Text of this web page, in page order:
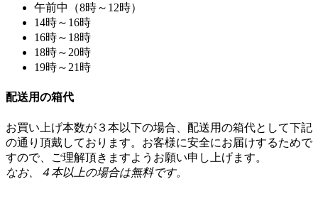
午前中（8時～12時）
14時～16時
16時～18時
18時～20時
19時～21時
配送用の箱代
お買い上げ本数が３本以下の場合、配送用の箱代として下記
の通り頂戴しております。お客様に安全にお届けするためで
すので、ご理解頂きますようお願い申し上げます。
なお、４本以上の場合は無料です。